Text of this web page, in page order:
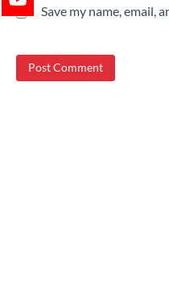
Save my name, email,